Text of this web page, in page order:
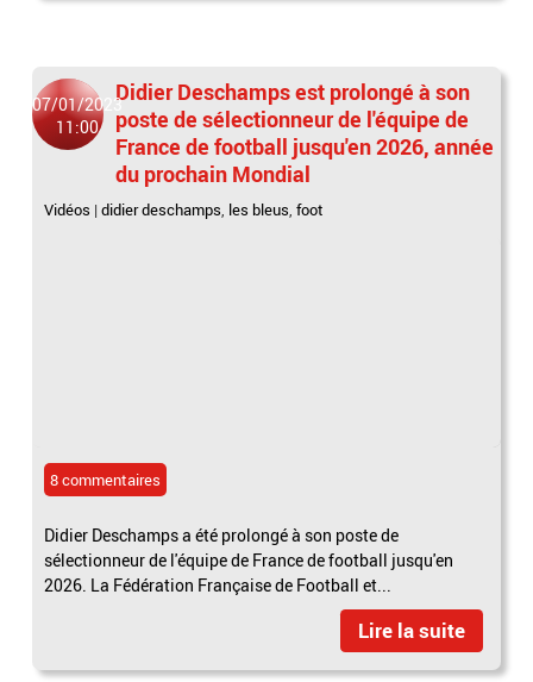
07/01/2023
11:00
Didier Deschamps est prolongé à son
poste de sélectionneur de l'équipe de
France de football jusqu'en 2026, année
du prochain Mondial
Vidéos |didier deschamps, les bleus,foot
8 commentaires
Didier Deschamps a été prolongé à son poste de
sélectionneur de l'équipe de France de football jusqu'en
2026. La Fédération Française de Football et...
Lire la suite